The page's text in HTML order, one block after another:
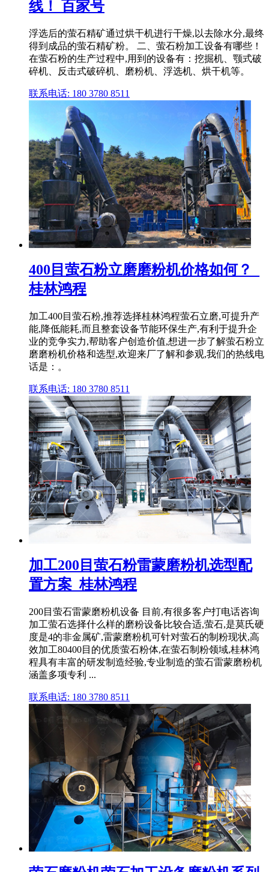
线！ 百家号
浮选后的萤石精矿通过烘干机进行干燥,以去除水分,最终
得到成品的萤石精矿粉。 二、萤石粉加工设备有哪些！
在萤石粉的生产过程中,用到的设备有：挖掘机、颚式破
碎机、反击式破碎机、磨粉机、浮选机、烘干机等。
联系电话: 180 3780 8511
400目萤石粉立磨磨粉机价格如何？_
桂林鸿程
加工400目萤石粉,推荐选择桂林鸿程萤石立磨,可提升产
能,降低能耗,而且整套设备节能环保生产,有利于提升企
业的竞争实力,帮助客户创造价值,想进一步了解萤石粉立
磨磨粉机价格和选型,欢迎来厂了解和参观,我们的热线电
话是：。
联系电话: 180 3780 8511
加工200目萤石粉雷蒙磨粉机选型配
置方案_桂林鸿程
200目萤石雷蒙磨粉机设备 目前,有很多客户打电话咨询
加工萤石选择什么样的磨粉设备比较合适,萤石,是莫氏硬
度是4的非金属矿,雷蒙磨粉机可针对萤石的制粉现状,高
效加工80400目的优质萤石粉体,在萤石制粉领域,桂林鸿
程具有丰富的研发制造经验,专业制造的萤石雷蒙磨粉机
涵盖多项专利 ...
联系电话: 180 3780 8511